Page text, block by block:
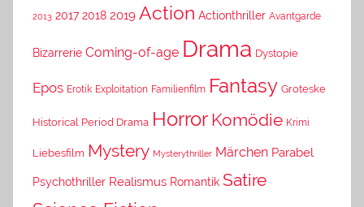
2013 2017 2018 2019 Action Actionthriller Avantgarde
Bizarrerie Coming-of-age Drama Dystopie
Epos Erotik Exploitation Familienfilm Fantasy Groteske
Historical Period Drama Horror Komödie Krimi
Liebesfilm Mystery Mysterythriller Märchen Parabel
Psychothriller Realismus Romantik Satire